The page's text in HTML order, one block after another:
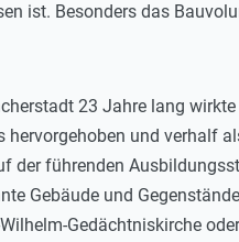
ist. Besonders das
23 Jahre lang
und verhalf
der führenden
Gebäude und
Gedächtniskirche